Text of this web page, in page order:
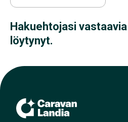
Hakuehtojasi
löytynyt.